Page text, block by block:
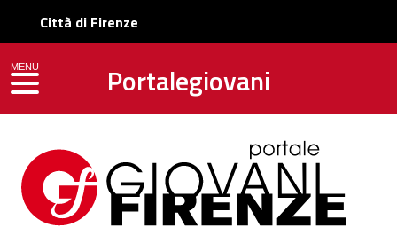
Città di Firenze
Portalegiovani
MENU
toggle navigation